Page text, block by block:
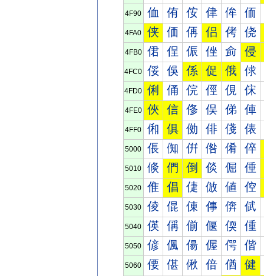
4F90 侐 侑 侒 侓 侔 侕
4FA0 侠 価 侢 侣 侤 侥
4FB0 侰 侱 侲 侳 侴 侵
4FC0 俀 俁 係 促 俄 俅
4FD0 俐 俑 俒 俓 俔 俕
4FE0 俠 信 俢 俣 俤 俥
4FF0 俰 俱 俲 俳 俴 俵
5000 倀 倁 倂 倃 倄 倅
5010 倐 們 倒 倓 倔 倕
5020 倠 倡 倢 倣 値 倥
5030 倰 倱 倲 倳 倴 倵
5040 偀 偁 偂 偃 偄 偅
5050 偐 偑 偒 偓 偔 偕
5060 偠 偡 偢 偣 偤 健